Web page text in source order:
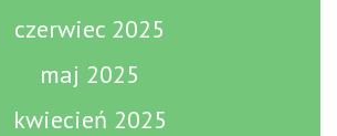
czerwiec 2025
maj 2025
kwiecień 2025